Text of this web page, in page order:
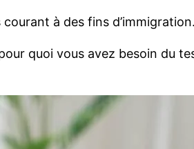
courant à des fins d’immigration.
quoi vous avez besoin du